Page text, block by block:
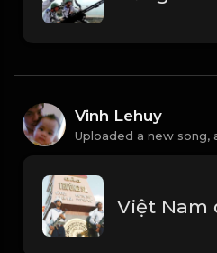
Vinh Lehuy
Uploaded a new song,